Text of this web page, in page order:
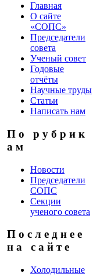
Главная
О сайте
«СОПС»
Председатели
совета
Ученый совет
Годовые
отчёты
Научные труды
Статьи
Написать нам
П о р у б р и к
а м
Новости
Председатели
СОПС
Секции
ученого совета
П о с л е д н е е
н а с а й т е
Холодильные